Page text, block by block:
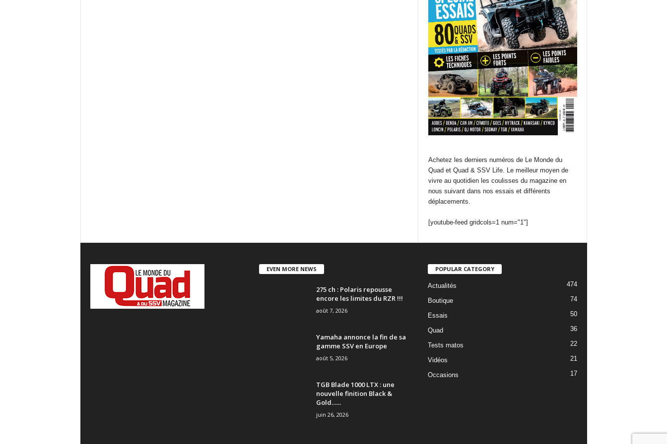
Achetez les derniers numéros de Le Monde du
Quad et Quad & SSV Life. Le meilleur moyen de
vivre au quotidien les coulisses du magazine en
nous suivant dans nos essais et différents
déplacements.
[youtube-feed gridcols=1 num="1"]
EVEN MORE NEWS
275 ch : Polaris repousse
encore les limites du RZR !!!
août 7, 2026
Yamaha annonce la fin de sa
gamme SSV en Europe
août 5, 2026
TGB Blade 1000 LTX : une
nouvelle finition Black &
Gold…...
juin 26, 2026
POPULAR CATEGORY
Actualités 474
Boutique 74
Essais 50
Quad 36
Tests matos 22
Vidéos 21
Occasions 17